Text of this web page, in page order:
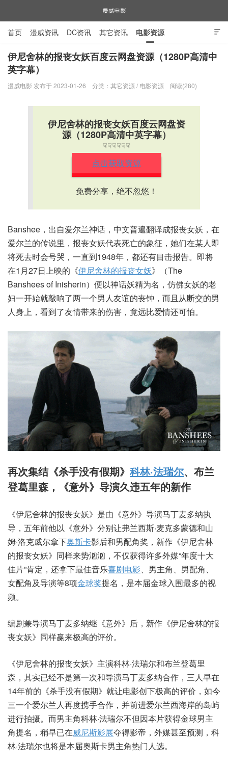
漫威电影

首页 漫威资讯 DC资讯 其它资讯 电影资源
电视剧资源 漫威图片
伊尼舍林的报丧女妖百度云网盘资源（1280P高清中
英字幕）
漫威电影 发布于 2023-01-26 分类： 其它资源 / 电影资源 阅读(280)
伊尼舍林的报丧女妖百度云网盘资
源（1280P高清中英字幕）
☟☟☟☟☟☟
点击获取资源
免费分享，绝不忽悠！
Banshee，出自爱尔兰神话，中文普遍翻译成报丧女妖，在
爱尔兰的传说里，报丧女妖代表死亡的象征，她们在某人即
将死去时会号哭，一直到1948年，都还有目击报告。即将
在1月27日上映的《伊尼舍林的报丧女妖》（The
Banshees of Inisherin）便以神话妖精为名，仿佛女妖的老
妇一开始就敲响了两一个男人友谊的丧钟，而且从断交的男
人身上，看到了友情带来的伤害，竟远比爱情还可怕。
再次集结《杀手没有假期》 科林·法瑞尔、布兰
登葛里森，《意外》导演久违五年的新作
《伊尼舍林的报丧女妖》是由《意外》导演马丁麦多纳执
导，五年前他以《意外》分别让弗兰西斯·麦克多蒙德和山
姆·洛克威尔拿下奥斯卡影后和男配角奖，新作《伊尼舍林
的报丧女妖》同样来势汹汹，不仅获得许多外媒“年度十大
佳片”肯定，还拿下最佳音乐喜剧电影、男主角、男配角、
女配角及导演等8项金球奖提名，是本届金球入围最多的视
频。
编剧兼导演马丁麦多纳继《意外》后，新作《伊尼舍林的报
丧女妖》同样赢来极高的评价。
《伊尼舍林的报丧女妖》主演科林·法瑞尔和布兰登葛里
森，其实已经不是第一次和导演马丁麦多纳合作，三人早在
14年前的《杀手没有假期》就让电影创下极高的评价，如今
三一个爱尔兰人再度携手合作，并前进爱尔兰西海岸的岛屿
进行拍摄。而男主角科林·法瑞尔不但因本片获得金球男主
角提名，稍早已在威尼斯影展夺得影帝，外媒甚至预测，科
林·法瑞尔也将是本届奥斯卡男主角热门人选。